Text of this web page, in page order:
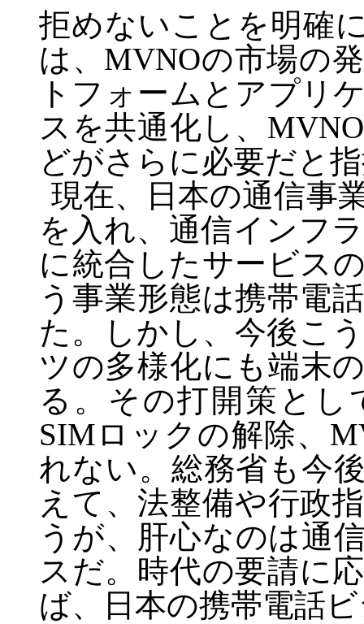
拒めないことを明確
は、 MVNOの市場の
トフォームとアプリ
スを共通化し、 MVNO
どがさらに必要だと
現在、日本の通信事
を入れ、通信インフ
に統合したサービス
う事業形態は携帯電
た。しかし、今後こ
ツの多様化にも端末
る。その打開策とし
SIM ロックの解除、
れない。総務省も今
えて、法整備や行政
うが、肝心なのは通
スだ。時代の要請に
ば、日本の携帯電話